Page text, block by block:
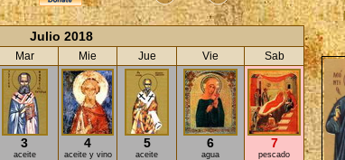
Julio 2018
Mar Mie Jue Vie Sab
3
aceite
4
aceite y vino
5
aceite
6
agua
7
pescado